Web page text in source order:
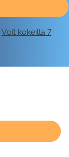
Voit kokeilla 7